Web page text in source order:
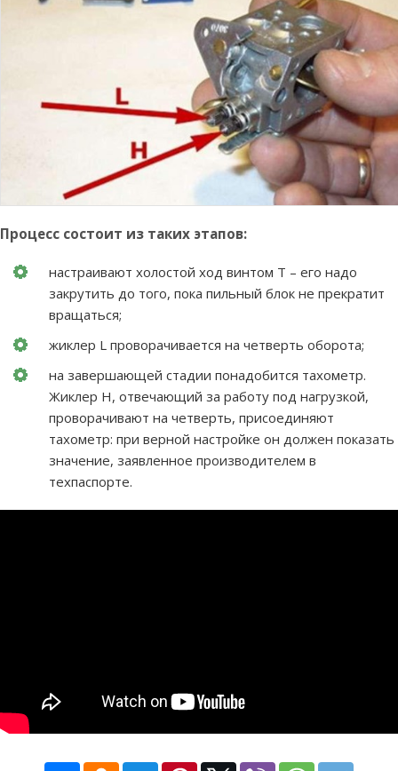
Процесс состоит из таких этапов:
настраивают холостой ход винтом Т – его надо
закрутить до того, пока пильный блок не прекратит
вращаться;
жиклер L проворачивается на четверть оборота;
на завершающей стадии понадобится тахометр.
Жиклер Н, отвечающий за работу под нагрузкой,
проворачивают на четверть, присоединяют
тахометр: при верной настройке он должен показать
значение, заявленное производителем в
техпаспорте.